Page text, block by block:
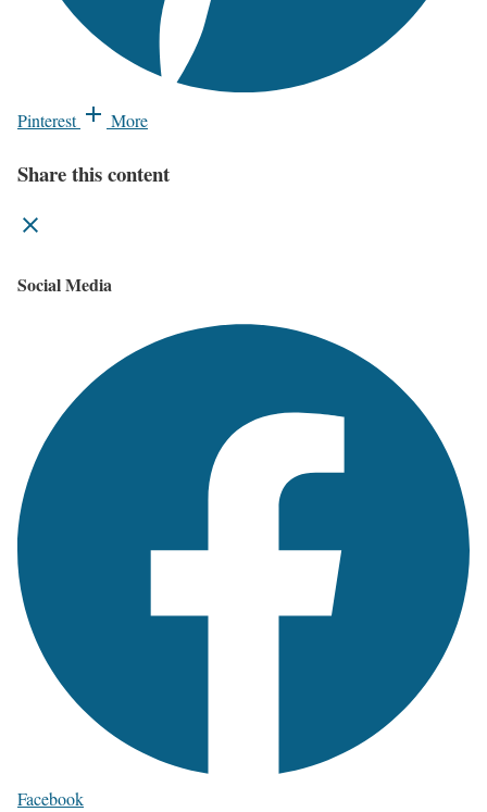
Pinterest More
Share this content
Social Media
Facebook